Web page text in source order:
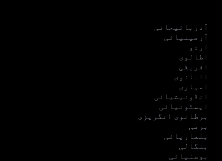
آذربائیجانی
آرمینیائی
اردو
اطالوی
افریقی
البانوی
امہاری
انڈونیشیائی
ایسٹونیائی
برطانوی انگریزی
برمی
بلغاریائی
بنگالی
بوسنیائی